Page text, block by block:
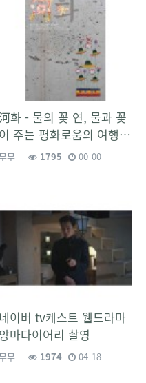
河화 - 물의 꽃 연, 물과 꽃
이 주는 평화로움의 여행…
무 1795 00-00
네이버 tv케스트 웹드라마
앙마다이어리 촬영
무 1974 04-18